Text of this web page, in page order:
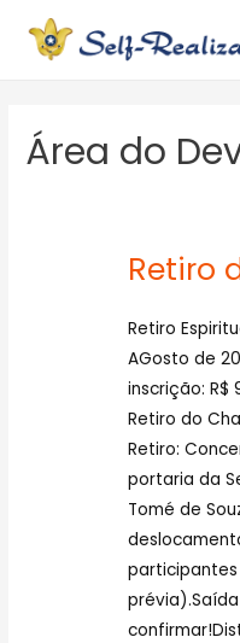
para
Área do
Retiro
Retiro
AGosto de
inscrição: R$
Retiro do
Retiro:
portaria da
Tomé de
prévia).Saída